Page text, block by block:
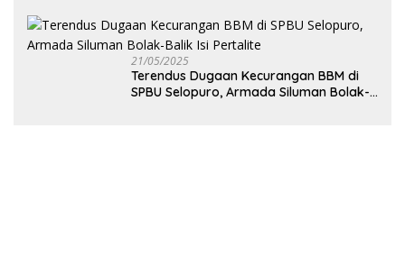
21/05/2025
Terendus Dugaan Kecurangan BBM di
SPBU Selopuro, Armada Siluman Bolak-